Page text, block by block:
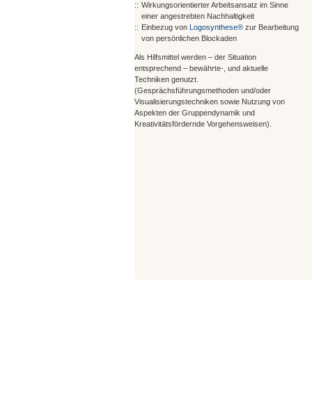
:: Wirkungsorientierter Arbeitsansatz im Sinne
einer angestrebten Nachhaltigkeit
:: Einbezug von Logosynthese® zur Bearbeitung
von persönlichen Blockaden
Als Hilfsmittel werden – der Situation
entsprechend – bewährte-, und aktuelle
Techniken genutzt.
(Gesprächsführungsmethoden und/oder
Visualisierungstechniken sowie Nutzung von
Aspekten der Gruppendynamik und
Kreativitätsfördernde Vorgehensweisen).